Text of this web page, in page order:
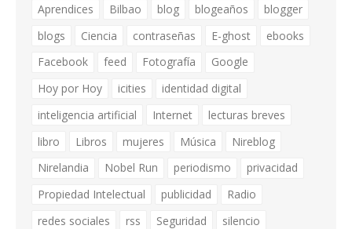
Aprendices Bilbao blog blogeaños
blogger
blogs
Ciencia contraseñas E-ghost
ebooks
Facebook
feed Fotografía
Google
Hoy por Hoy
icities
identidad digital
inteligencia artificial
Internet
lecturas breves
libro
Libros mujeres Música
Nireblog
Nirelandia
Nobel Run periodismo
privacidad
Propiedad Intelectual
publicidad
Radio
redes sociales
rss Seguridad
silencio